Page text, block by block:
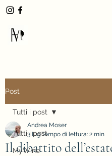
Post
Tutti i post
MyWine
Tutti i post
Il dibattito
Andrea Moser
3 lugTempo di lettura: 2 min